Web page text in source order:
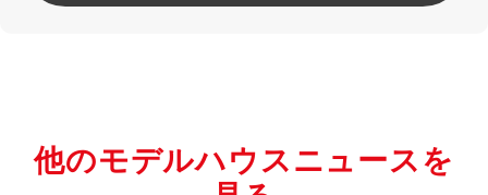
他のモデルハウスニュースを